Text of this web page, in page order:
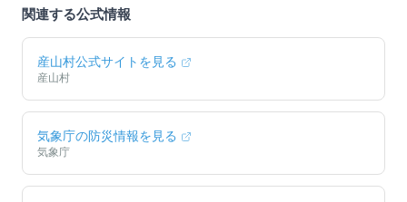
関連する公式情報
産山村公式サイトを見る
産山村
気象庁の防災情報を見る
気象庁